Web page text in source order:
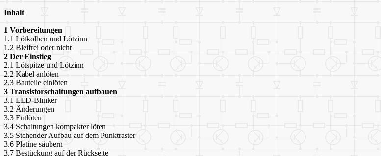
Inhalt
1 Vorbereitungen
1.1 Lötkolben und Lötzinn
1.2 Bleifrei oder nicht
2 Der Einstieg
2.1 Lötspitze und Lötzinn
2.2 Kabel anlöten
2.3 Bauteile einlöten
3 Transistorschaltungen aufbauen
3.1 LED-Blinker
3.2 Änderungen
3.3 Entlöten
3.4 Schaltungen kompakter löten
3.5 Stehender Aufbau auf dem Punktraster
3.6 Platine säubern
3.7 Bestückung auf der Rückseite